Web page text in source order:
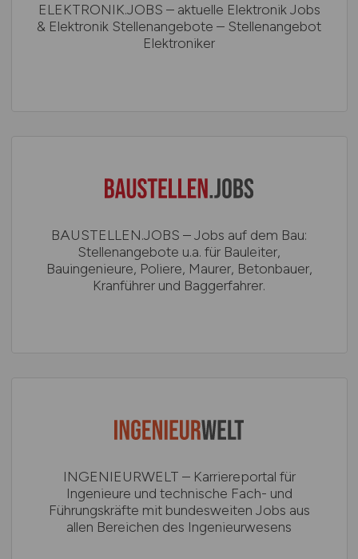
ELEKTRONIK.JOBS – aktuelle Elektronik Jobs
& Elektronik Stellenangebote – Stellenangebot
Elektroniker
BAUSTELLEN.JOBS – Jobs auf dem Bau:
Stellenangebote u.a. für Bauleiter,
Bauingenieure, Poliere, Maurer, Betonbauer,
Kranführer und Baggerfahrer.
INGENIEURWELT – Karriereportal für
Ingenieure und technische Fach- und
Führungskräfte mit bundesweiten Jobs aus
allen Bereichen des Ingenieurwesens